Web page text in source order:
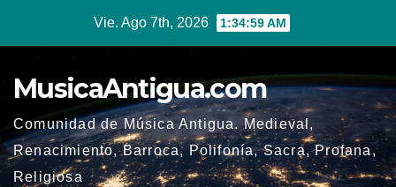
Vie. Ago 7th, 2026 1:34:59 AM
MusicaAntigua.com
Comunidad de Música Antigua. Medieval,
Renacimiento, Barroca, Polifonía, Sacra, Profana,
Religiosa